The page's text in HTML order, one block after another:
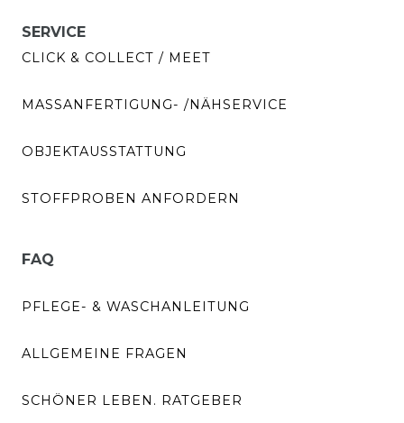
SERVICE
CLICK & COLLECT / MEET
MASSANFERTIGUNG- /NÄHSERVICE
OBJEKTAUSSTATTUNG
STOFFPROBEN ANFORDERN
FAQ
PFLEGE- & WASCHANLEITUNG
ALLGEMEINE FRAGEN
SCHÖNER LEBEN. RATGEBER